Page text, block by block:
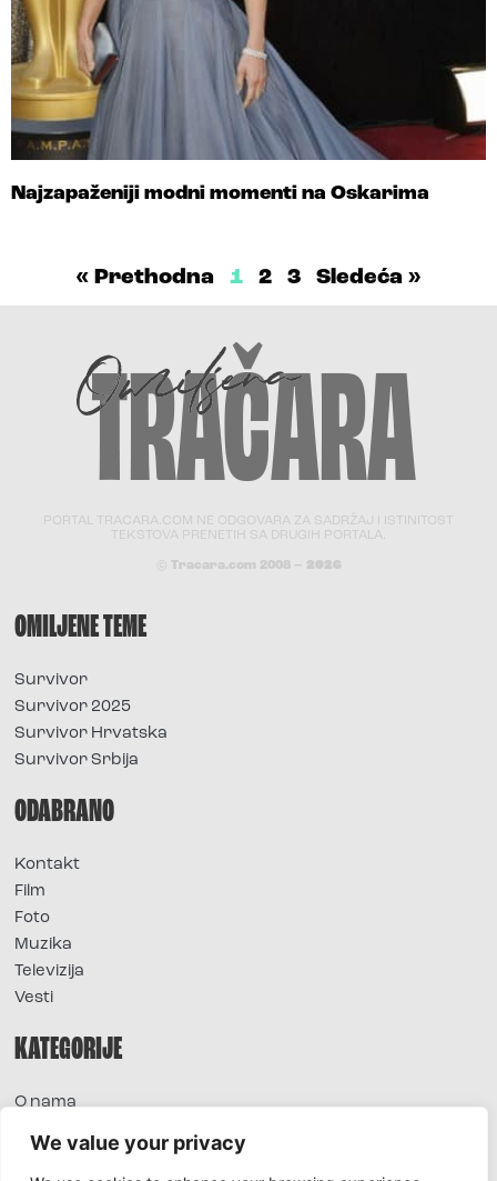
We value your privacy
Najzapaženiji modni momenti na Oskarima
« Prethodna 1 2 3 Sledeća »
PORTAL TRACARA.COM NE ODGOVARA ZA SADRŽAJ I ISTINITOST
TEKSTOVA PRENETIH SA DRUGIH PORTALA.
© Tracara.com 2008 – 2026
OMILJENE TEME
Survivor
Survivor 2025
Survivor Hrvatska
Survivor Srbija
ODABRANO
Kontakt
Film
Foto
Muzika
Televizija
Vesti
KATEGORIJE
O nama
Extra